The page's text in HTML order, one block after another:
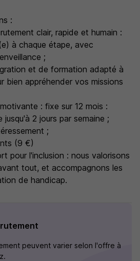
:
clair, rapide et humain :
à chaque étape, avec
;
et de formation adapté à
bien appréhender vos missions
: fixe sur 12 mois :
jusqu'à 2 jours par semaine ;
;
(9 €)
pour l'inclusion : nous valorisons
tout, et accompagnons les
de handicap.
peuvent varier selon l'offre à